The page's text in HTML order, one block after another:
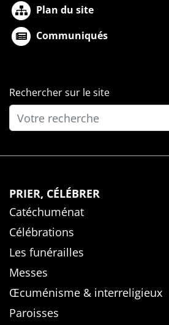
Plan du site
Communiqués
Rechercher sur le site
PRIER, CÉLÉBRER
Catéchuménat
Célébrations
Les funérailles
Messes
Œcuménisme & interreligieux
Paroisses